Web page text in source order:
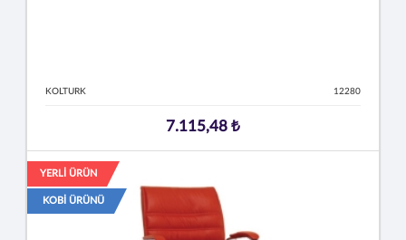
KOLTURK 12280
7.115,48 ₺
YERLİ ÜRÜN
KOBİ ÜRÜNÜ